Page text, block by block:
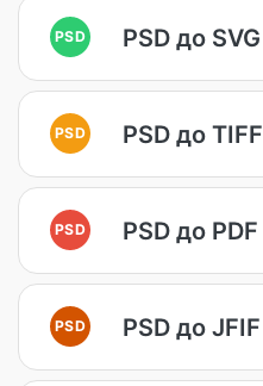
PSD PSD до SVG
PSD PSD до TIFF
PSD PSD до PDF
PSD PSD до JFIF